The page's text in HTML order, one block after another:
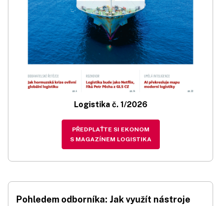
Logistika č. 1/2026
PŘEDPLAŤTE SI EKONOM
S MAGAZÍNEM LOGISTIKA
Pohledem odborníka: Jak využít nástroje